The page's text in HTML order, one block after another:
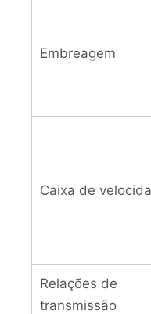
Embreagem
Caixa de
Relações de
transmissão